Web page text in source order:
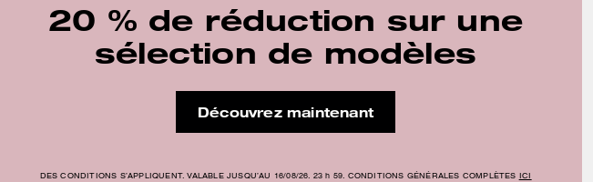
20 % de réduction sur une
sélection de modèles
Découvrez maintenant
DES CONDITIONS S’APPLIQUENT. VALABLE JUSQU’AU 16/08/26. 23 h 59. CONDITIONS GÉNÉRALES COMPLÈTES ICI